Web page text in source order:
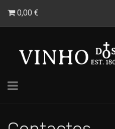
0,00 €
Toggle